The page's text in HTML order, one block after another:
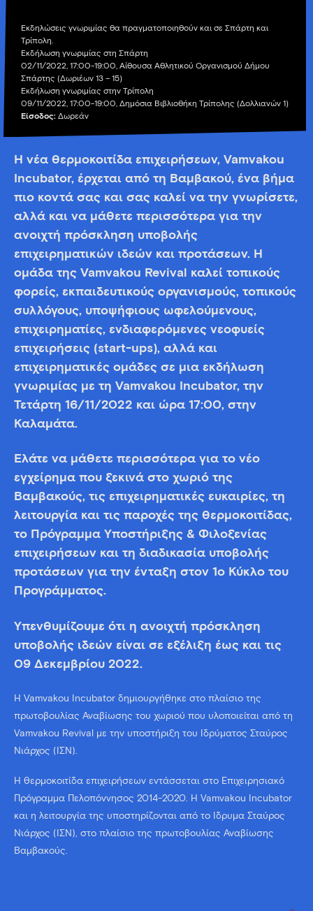
Εκδηλώσεις γνωριμίας θα πραγματοποιηθούν και σε Σπάρτη και
Τρίπολη.
Εκδήλωση γνωριμίας στη Σπάρτη
02/11/2022, 17:00-19:00, Αίθουσα Αθλητικού Οργανισμού Δήμου
Σπάρτης (Δωριέων 13 – 15)
Εκδήλωση γνωριμίας στην Τρίπολη
09/11/2022, 17:00-19:00, Δημόσια Βιβλιοθήκη Τρίπολης (Δολλιανών 1)
Είσοδος: Δωρεάν
Η νέα θερμοκοιτίδα επιχειρήσεων, Vamvakou
Incubator, έρχεται από τη Βαμβακού, ένα βήμα
πιο κοντά σας και σας καλεί να την γνωρίσετε,
αλλά και να μάθετε περισσότερα για την
ανοιχτή πρόσκληση υποβολής
επιχειρηματικών ιδεών και προτάσεων. Η
ομάδα της Vamvakou Revival καλεί τοπικούς
φορείς, εκπαιδευτικούς οργανισμούς, τοπικούς
συλλόγους, υποψήφιους ωφελούμενους,
επιχειρηματίες, ενδιαφερόμενες νεοφυείς
επιχειρήσεις (start-ups), αλλά και
επιχειρηματικές ομάδες σε μια εκδήλωση
γνωριμίας με τη Vamvakou Incubator, την
Τετάρτη 16/11/2022 και ώρα 17:00, στην
Καλαμάτα.
Ελάτε να μάθετε περισσότερα για το νέο
εγχείρημα που ξεκινά στο χωριό της
Βαμβακούς, τις επιχειρηματικές ευκαιρίες, τη
λειτουργία και τις παροχές της θερμοκοιτίδας,
το Πρόγραμμα Υποστήριξης & Φιλοξενίας
επιχειρήσεων και τη διαδικασία υποβολής
προτάσεων για την ένταξη στον 1ο Κύκλο του
Προγράμματος.
Υπενθυμίζουμε ότι η ανοιχτή πρόσκληση
υποβολής ιδεών είναι σε εξέλιξη έως και τις
09 Δεκεμβρίου 2022.
Η Vamvakou Incubator δημιουργήθηκε στο πλαίσιο της
πρωτοβουλίας Αναβίωσης του χωριού που υλοποιείται από τη
Vamvakou Revival με την υποστήριξη του Ιδρύματος Σταύρος
Νιάρχος (ΙΣΝ).
Η θερμοκοιτίδα επιχειρήσεων εντάσσεται στο Επιχειρησιακό
Πρόγραμμα Πελοπόννησος 2014-2020. Η Vamvakou Incubator
και η λειτουργία της υποστηρίζονται από το Ίδρυμα Σταύρος
Νιάρχος (ΙΣΝ), στο πλαίσιο της πρωτοβουλίας Αναβίωσης
Βαμβακούς.